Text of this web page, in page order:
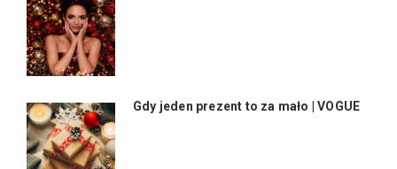
Gdy jeden prezent to za mało | VOGUE